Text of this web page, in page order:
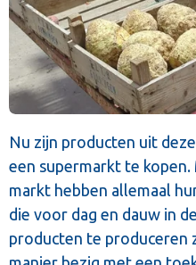
Nu zijn producten uit
een supermarkt te
markt hebben allemaal
die voor dag en dauw in
producten te produceren